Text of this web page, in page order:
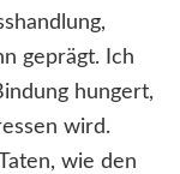
geprägt. Ich
hungert,
wird.
wie den